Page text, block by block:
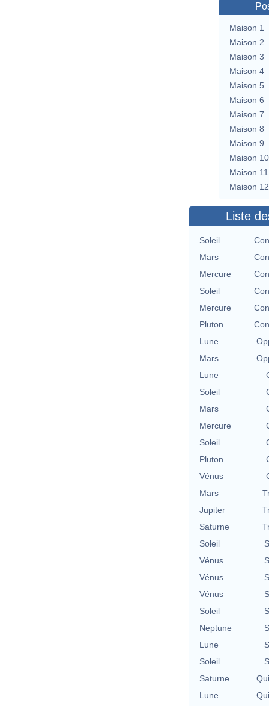
Maison 1
Maison 2
Maison 3
Maison 4
Maison 5
Maison 6
Maison 7
Maison 8
Maison 9
Maison 10
Maison 11
Maison 12
Liste
Soleil
Mars
Mercure
Soleil
Mercure
Pluton
Lune
Mars
Lune
Soleil
Mars
Mercure
Soleil
Pluton
Vénus
Mars
Jupiter
Saturne
Soleil
Vénus
Vénus
Vénus
Soleil
Neptune
Lune
Soleil
Saturne
Lune